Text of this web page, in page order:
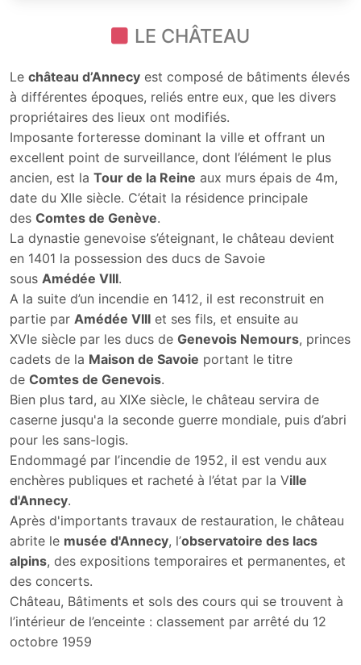
LE CHÂTEAU
Le château d’Annecy est composé de bâtiments élevés
à différentes époques, reliés entre eux, que les divers
propriétaires des lieux ont modifiés.
Imposante forteresse dominant la ville et offrant un
excellent point de surveillance, dont l’élément le plus
ancien, est la Tour de la Reine aux murs épais de 4m,
date du XIIe siècle. C’était la résidence principale
des Comtes de Genève.
La dynastie genevoise s’éteignant, le château devient
en 1401 la possession des ducs de Savoie
sous Amédée VIII.
A la suite d’un incendie en 1412, il est reconstruit en
partie par Amédée VIII et ses fils, et ensuite au
XVIe siècle par les ducs de Genevois Nemours, princes
cadets de la Maison de Savoie portant le titre
de Comtes de Genevois.
Bien plus tard, au XIXe siècle, le château servira de
caserne jusqu'a la seconde guerre mondiale, puis d’abri
pour les sans-logis.
Endommagé par l’incendie de 1952, il est vendu aux
enchères publiques et racheté à l’état par la Ville
d'Annecy.
Après d'importants travaux de restauration, le château
abrite le musée d'Annecy, l’observatoire des lacs
alpins, des expositions temporaires et permanentes, et
des concerts.
Château, Bâtiments et sols des cours qui se trouvent à
l’intérieur de l’enceinte : classement par arrêté du 12
octobre 1959